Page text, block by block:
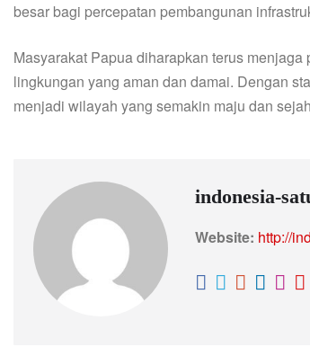
besar bagi percepatan pembangunan
Masyarakat Papua diharapkan terus
lingkungan yang aman dan damai. Dengan
menjadi wilayah yang semakin maju dan
indonesia-
Website: http://